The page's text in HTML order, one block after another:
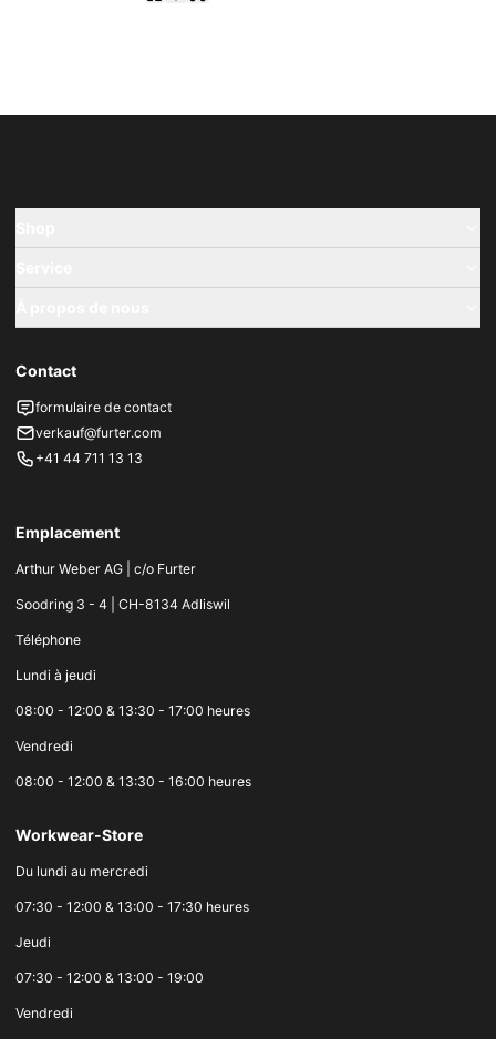
Contact
formulaire de contact
verkauf@furter.com
+41 44 711 13 13
Emplacement
Arthur Weber AG | c/o Furter
Soodring 3 - 4 | CH-8134 Adliswil
Téléphone
Lundi à jeudi
08:00 - 12:00 & 13:30 - 17:00 heures
Vendredi
08:00 - 12:00 & 13:30 - 16:00 heures
Workwear-Store
Du lundi au mercredi
07:30 - 12:00 & 13:00 - 17:30 heures
Jeudi
07:30 - 12:00 & 13:00 - 19:00
Vendredi